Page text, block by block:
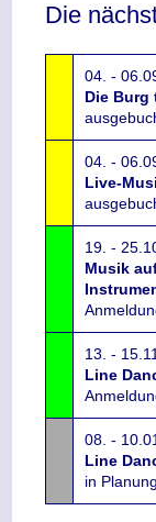
Die
04. -
Die Burg
04. -
Live-
19. -
Musik
13. -
Line
08. -
Line
in Planung